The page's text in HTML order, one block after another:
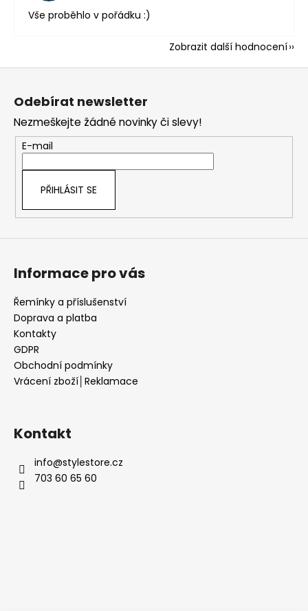
Vše proběhlo v pořádku :)
Zobrazit další hodnocení
Z
Odebírat newsletter
Nezmeškejte žádné novinky či slevy!
E-mail
PŘIHLÁSIT SE
Informace pro vás
Řemínky a příslušenství
Doprava a platba
Kontakty
GDPR
Obchodní podmínky
Vrácení zboží│Reklamace
Kontakt
info@stylestore.cz
703 60 65 60